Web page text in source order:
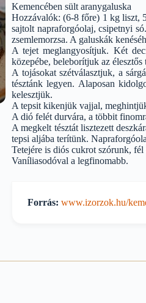
Kemencében sült aranygaluska
Hozzávalók: (6-8 főre) 1 kg liszt,
sajtolt napraforgóolaj, csipetnyi
zsemlemorzsa. A galuskák
A tejet meglangyosítjuk. Két
közepébe, beleborítjuk az
A tojásokat szétválasztjuk, a
tésztánk legyen. Alaposan
kelesztjük.
A tepsit kikenjük vajjal,
A dió felét durvára, a többit
A megkelt tésztát lisztezett
tepsi aljába terítünk.
Tetejére is diós cukrot szórunk,
Vaníliasodóval a legfinomabb.
Forrás: www.izorzok.hu/